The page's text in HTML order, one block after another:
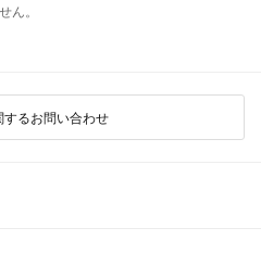
ん。
するお問い合わせ